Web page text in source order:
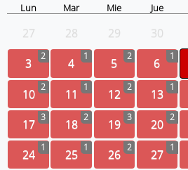
Lun Mar Mie Jue
27 28 29 30
3 2 4 1 5 2 6 1
10 2 11 1 12 2 13 1
17 3 18 2 19 3 20 2
24 1 25 1 26 2 27 1